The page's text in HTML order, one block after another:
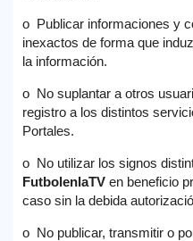
o Publicar informaciones y
inexactos de forma que
la información.
o No suplantar a otros
registro a los distintos
Portales.
o No utilizar los signos
FutbolenlaTV en beneficio
caso sin la debida
o No publicar, transmitir o